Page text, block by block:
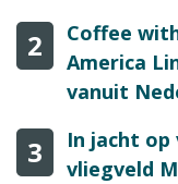
2
Coffee
America
vanuit
3
In jacht
vliegveld